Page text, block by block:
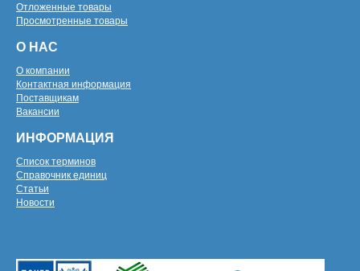
Отложенные товары
Просмотренные товары
О НАС
О компании
Контактная информация
Поставщикам
Вакансии
ИНФОРМАЦИЯ
Список терминов
Справочник единиц
Статьи
Новости